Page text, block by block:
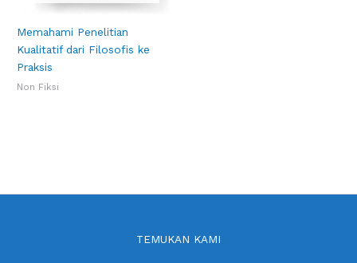
Memahami Penelitian
Kualitatif dari Filosofis ke
Praksis
Non Fiksi
TEMUKAN KAMI